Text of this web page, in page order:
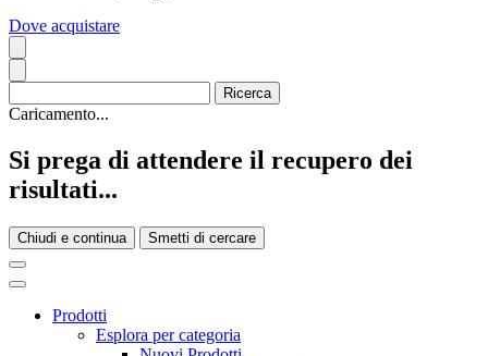
Dove acquistare
Caricamento...
Si prega di attendere il recupero dei
risultati...
Chiudi e continua Smetti di cercare
Prodotti
Esplora per categoria